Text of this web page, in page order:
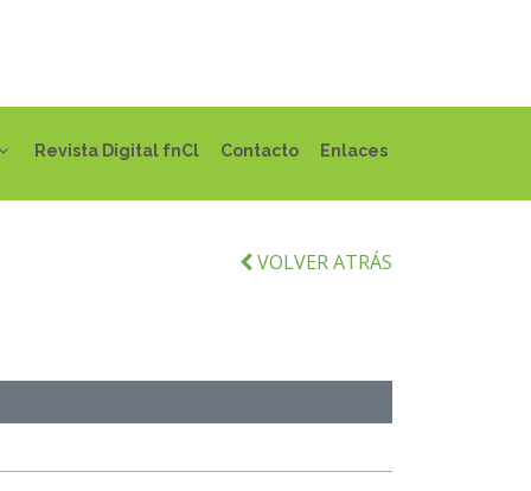
Revista Digital fnCl Contacto Enlaces
VOLVER ATRÁS